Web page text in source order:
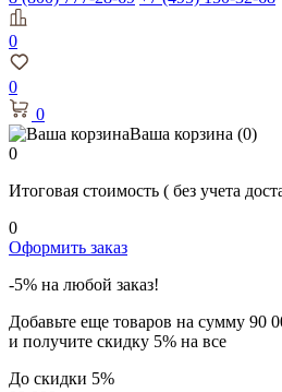
Заказать звонок
8 (800) 777-28-69
0
0
Ваша корзина(0)
0
Оформить заказ